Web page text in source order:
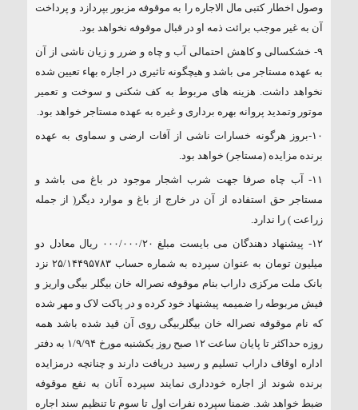
وصول اخطار کتبی مال الاجاره را به موقوفه مزبور بپردازد و پرداخت
آن به غیر موجب برائت ذمه او در قبال موقوفه نخواهد بود.
۹- خشکسالی و کاهش احتمالی آب و چاه و ضرر و زیان ناشی از آن
به عهده مستاجر می باشد و هیچگونه تاثیری در اجاره بهاء تعیین شده
نخواهد داشت. هزینه های مربوط به کف شکنی و سوخت و تعمیر
موتور وتمدید پروانه بهره برداری و غیره به عهده مستاجر خواهد بود.
۱۰-بروز هرگونه خسارات ناشی از آفات ارضی و سماوی به عهده
برنده مزایده (مستاجر) خواهد بود.
۱۱- آب چاه صرفا جهت شرب اشجار موجود در باغ می باشد و
مستاجر حق استفاده از آن در خارج از باغ و موارد دیگر( از جمله
زراعت ) را ندارد.
۱۲- پیشنهاد دهندگان می بایست مبلغ ۰۰۰/۰۰۰/۲۰ ریال معادل دو
میلیون تومان به عنوان سپرده به شماره حساب ۲۵/۱۴۴۹۵۷۸۳ نزد
بانک ملت مرکزی داراب بنام موقوفه نصراله خان بیگلر بیگی واریز و
فیش مربوطه را ضمیمه پیشنهاد خود کرده و در پاکت لاک و مهر شده
که نام موقوفه نصراله خان بیگلربیگی روی آن قید شده باشد همه
روزه حداکثر تا پایان ساعت ۱۲ صبح روز یکشنبه مورخ ۱/۹/۹۴ به دفتر
اداره اوقاف داراب تسلیم و رسید دریافت دارند و چنانچه درمزایده
برنده شوند از اجاره خودداری نمایند سپرده آنان به نفع موقوفه
ضبط خواهد شد. ضمنا سپرده نفرات اول تا سوم تا تنظیم سند اجاره